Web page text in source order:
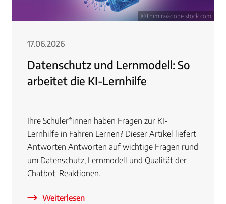
©Thimira/adobe.stock.com
17.06.2026
Datenschutz und Lernmodell: So
arbeitet die KI-Lernhilfe
Ihre Schüler*innen haben Fragen zur KI-
Lernhilfe in Fahren Lernen? Dieser Artikel liefert
Antworten Antworten auf wichtige Fragen rund
um Datenschutz, Lernmodell und Qualität der
Chatbot-Reaktionen.
Weiterlesen